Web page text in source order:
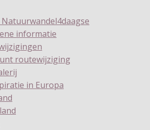
informatie
routewijziging
in Europa